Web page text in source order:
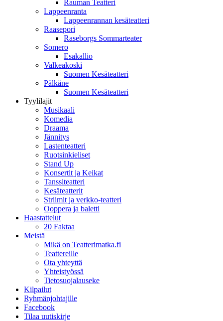
Rauman Teatteri
Lappeenranta
Lappeenrannan kesäteatteri
Raasepori
Raseborgs Sommarteater
Somero
Esakallio
Valkeakoski
Suomen Kesäteatteri
Pälkäne
Suomen Kesäteatteri
Tyylilajit
Musikaali
Komedia
Draama
Jännitys
Lastenteatteri
Ruotsinkieliset
Stand Up
Konsertit ja Keikat
Tanssiteatteri
Kesäteatterit
Striimit ja verkko-teatteri
Ooppera ja baletti
Haastattelut
20 Faktaa
Meistä
Mikä on Teatterimatka.fi
Teattereille
Ota yhteyttä
Yhteistyössä
Tietosuojalauseke
Kilpailut
Ryhmänjohtajille
Facebook
Tilaa uutiskirje